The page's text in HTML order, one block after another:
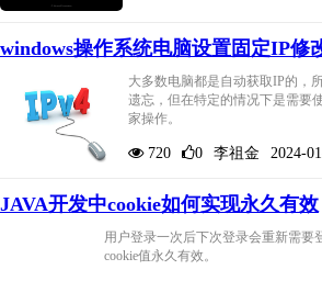
windows操作系统电脑设置固定IP修
大多数电脑都是自动获取IP的，
遗忘，但在特定的情况下是需要
家操作。
720 0 李祖金 2024-
JAVA开发中cookie如何实现永久有效
用户登录一次后下次登录会重新需要
cookie值永久有效。